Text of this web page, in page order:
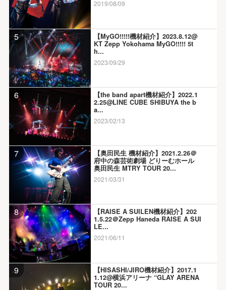
2019/08/09
5
【MyGO!!!!!機材紹介】2023.8.12@
KT Zepp Yokohama MyGO!!!!! 5t
h...
2023/09/29
6
【the band apart機材紹介】2022.1
2.25@LINE CUBE SHIBUYA the b
a...
2023/02/13
7
【奥田民生 機材紹介】2021.2.26＠
府中の森芸術劇場 どりーむホール
奥田民生 MTRY TOUR 20...
2021/03/31
8
【RAISE A SUILEN機材紹介】202
1.5.22＠Zepp Haneda RAISE A SUI
LE...
2021/06/11
9
【HISASHI/JIRO機材紹介】2017.1
1.12@横浜アリーナ “GLAY ARENA
TOUR 20...